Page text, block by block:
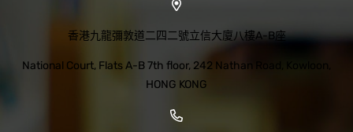
香港九龍彌敦道二四二號立信大廈八樓A-B座
National Court, Flats A-B 7th floor, 242 Nathan Road, Kowloon,
HONG KONG